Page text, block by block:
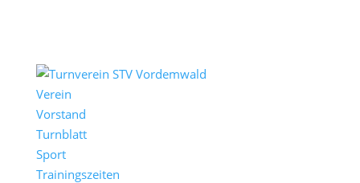
Verein
Vorstand
Turnblatt
Sport
Trainingszeiten